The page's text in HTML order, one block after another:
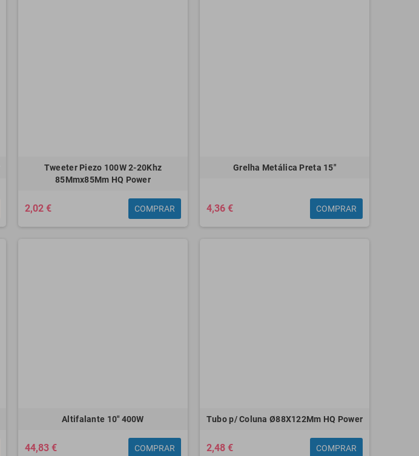
Tweeter Piezo 100W 2-20Khz
85Mmx85Mm HQ Power
2,02 € COMPRAR
Grelha Metálica Preta 15"
4,36 € COMPRAR
Altifalante 10" 400W
44,83 € COMPRAR
Tubo p/ Coluna Ø88X122Mm HQ Power
2,48 € COMPRAR